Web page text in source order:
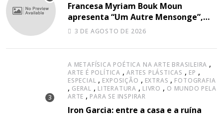
Francesa Myriam Bouk Moun
apresenta “Um Autre Mensonge”,
canção à capella
3 DE AGOSTO DE 2026
A METAFÍSICA POÉTICA NA ARTE BRASILEIRA ,
ARTE É POLÍTICA , ARTES PLÁSTICAS , EP ,
ESPECIAL , EXPOSIÇÃO , EXTRAS , FOTOGRAFIA
, GERAL , LITERATURA , LIVRO , O MUNDO PELA
ARTE , PARA SE INSPIRAR
Iron Garcia: entre a casa e a ruína